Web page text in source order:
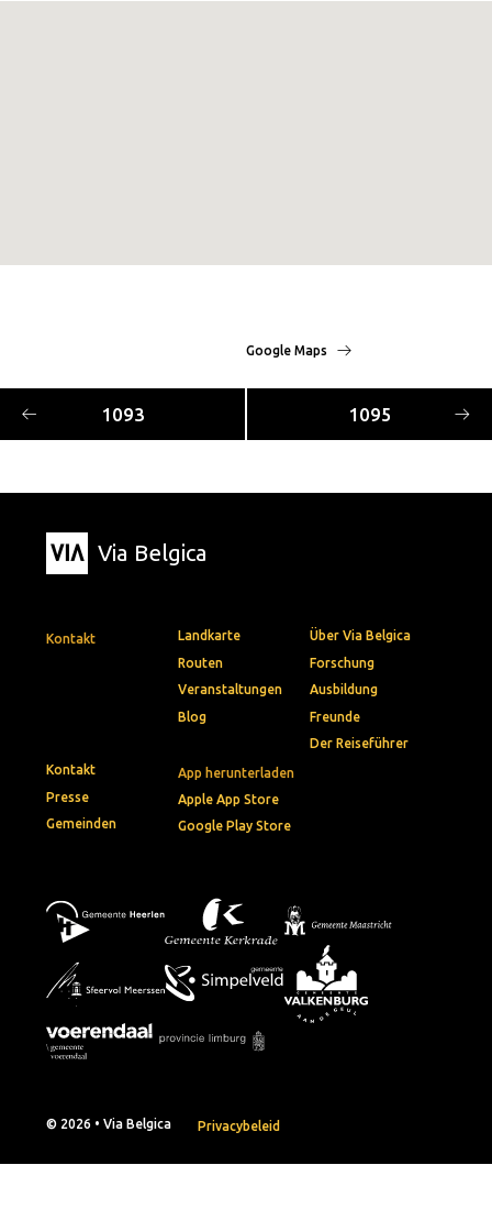
Google Maps
1093 1095
Via Belgica
Kontakt
App herunterladen
Apple App Store
Google Play Store
Landkarte
Routen
Veranstaltungen
Blog
Über Via Belgica
Forschung
Ausbildung
Freunde
Der Reiseführer
Kontakt
Presse
Gemeinden
© 2026 • Via Belgica Privacybeleid